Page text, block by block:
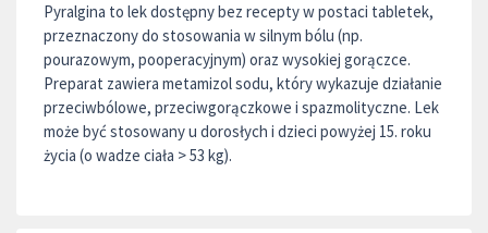
Pyralgina to lek dostępny bez recepty w postaci tabletek,
przeznaczony do stosowania w silnym bólu (np.
pourazowym, pooperacyjnym) oraz wysokiej gorączce.
Preparat zawiera metamizol sodu, który wykazuje działanie
przeciwbólowe, przeciwgorączkowe i spazmolityczne. Lek
może być stosowany u dorosłych i dzieci powyżej 15. roku
życia (o wadze ciała > 53 kg).